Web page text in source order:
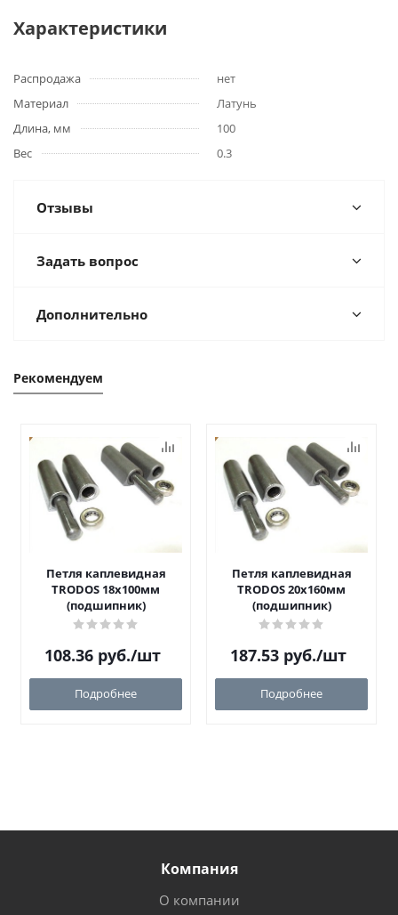
Характеристики
Распродажа
нет
Материал
Латунь
Длина, мм
100
Вес
0.3
Отзывы
Задать вопрос
Дополнительно
Рекомендуем
Петля каплевидная
TRODOS 18х100мм
(подшипник)
108.36 руб./шт
Подробнее
Петля каплевидная
TRODOS 20х160мм
(подшипник)
187.53 руб./шт
Подробнее
Компания
О компании